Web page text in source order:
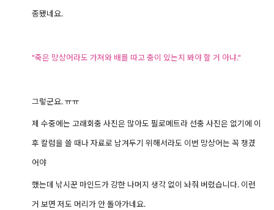
종됐네요.
"죽은 망상어라도 가져와 배를 따고 충이 있는지 봐야 할 거 아냐."
그렇군요. ㅠㅠ
제 수중에는 고래회충 사진은 많아도 필로메트라 선충 사진은 없기에 이
후 칼럼을 쓸 때나 자료로 남겨두기 위해서라도 이번 망상어는 꼭 챙겼
어야
했는데 낚시꾼 마인드가 강한 나머지 생각 없이 놔줘 버렸습니다. 이런
거 보면 저도 머리가 안 돌아가네요.